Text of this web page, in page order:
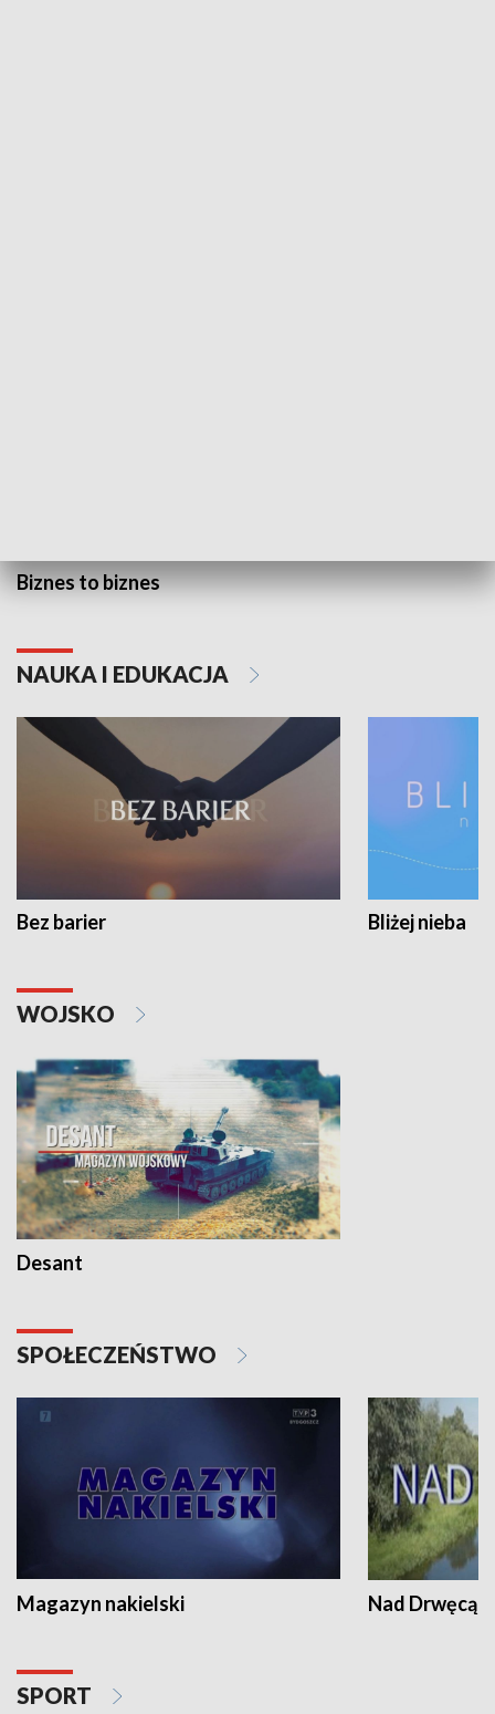
Biznes to biznes
NAUKA I EDUKACJA
Bez barier Bliżej nieba
WOJSKO
Desant
SPOŁECZEŃSTWO
Magazyn nakielski Nad Drwęcą
SPORT